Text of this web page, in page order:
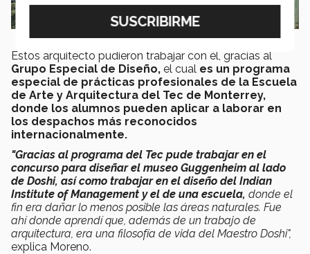
Estos arquitecto pudieron trabajar con él, gracias al
Grupo Especial de Diseño, el cual es un programa
especial de prácticas profesionales de la Escuela
de Arte y Arquitectura del Tec de Monterrey,
donde los alumnos pueden aplicar a laborar en
los despachos más reconocidos
internacionalmente.
"Gracias al programa del Tec pude trabajar en el
concurso para diseñar el museo Guggenheim al lado
de Doshi, así como trabajar en el diseño del Indian
Institute of Management y el de una escuela, donde el
fin era dañar lo menos posible las áreas naturales. Fue
ahí donde aprendí que, además de un trabajo de
arquitectura, era una filosofía de vida del Maestro Doshi",
explica Moreno.